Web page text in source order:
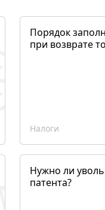
Порядок
при возврате
Налоги
Нужно ли
патента?